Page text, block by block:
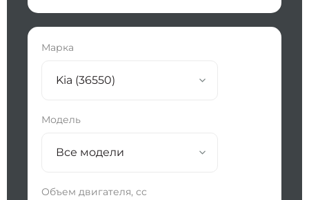
Марка
Kia (36550)
Модель
Все модели
Объем двигателя, сс